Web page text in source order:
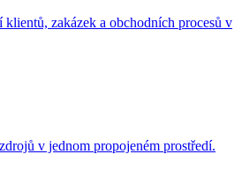
klientů, zakázek a obchodních procesů v
v jednom propojeném prostředí.